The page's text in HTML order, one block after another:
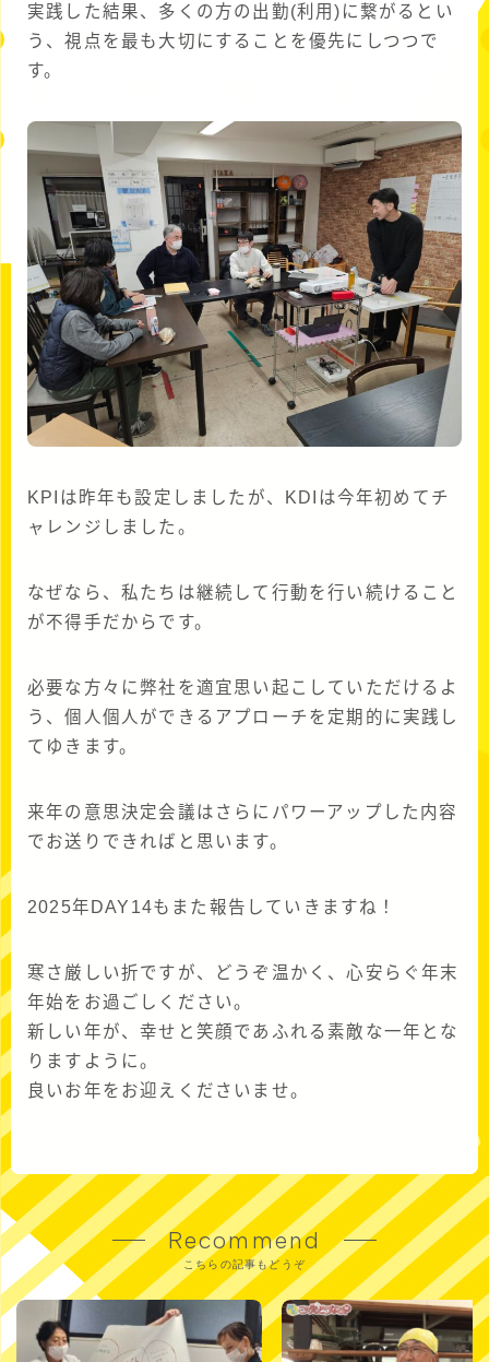
実践した結果、多くの方の出勤(利用)に繋がるとい
う、視点を最も大切にすることを優先にしつつで
す。
KPIは昨年も設定しましたが、KDIは今年初めてチ
ャレンジしました。
なぜなら、私たちは継続して行動を行い続けること
が不得手だからです。
必要な方々に弊社を適宜思い起こしていただけるよ
う、個人個人ができるアプローチを定期的に実践し
てゆきます。
来年の意思決定会議はさらにパワーアップした内容
でお送りできればと思います。
2025年DAY14もまた報告していきますね！
寒さ厳しい折ですが、どうぞ温かく、心安らぐ年末
年始をお過ごしください。
新しい年が、幸せと笑顔であふれる素敵な一年とな
りますように。
良いお年をお迎えくださいませ。
Recommend
こちらの記事もどうぞ